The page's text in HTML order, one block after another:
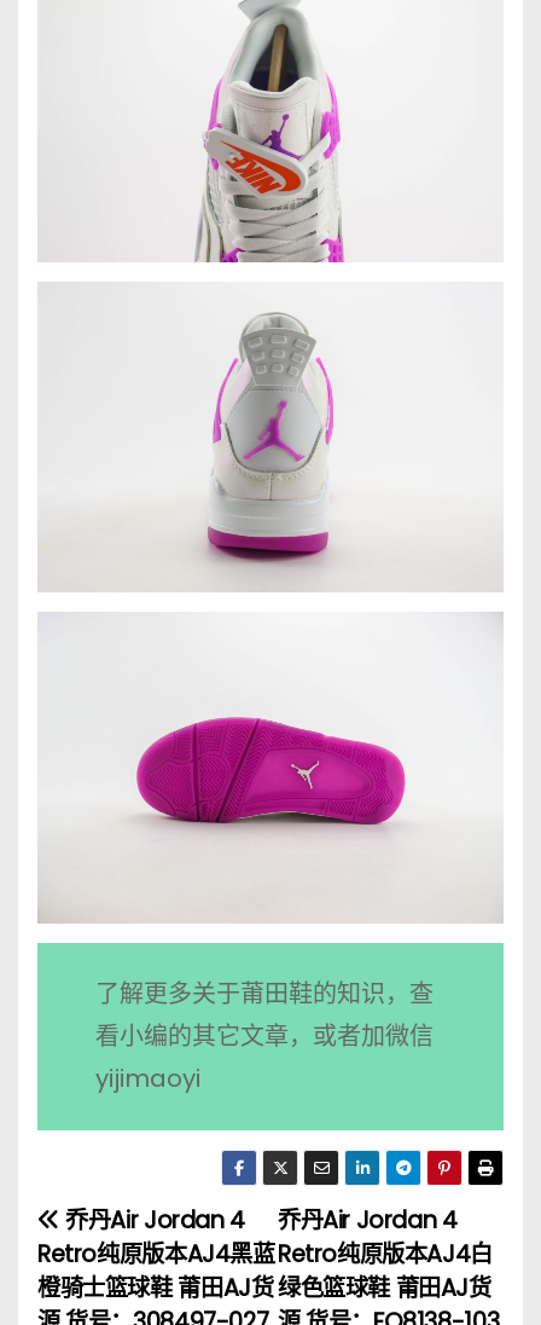
了解更多关于莆田鞋的知识，查
看小编的其它文章，或者加微信
yijimaoyi
文
章
乔丹Air Jordan 4
Retro纯原版本AJ4白
绿色篮球鞋 莆田AJ货
乔丹Air Jordan 4
Retro纯原版本AJ4黑蓝
橙骑士篮球鞋 莆田AJ货